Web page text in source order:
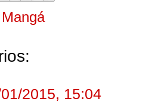
Mangá
2015, 15:04